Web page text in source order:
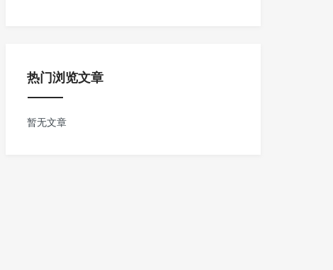
热门浏览文章
暂无文章